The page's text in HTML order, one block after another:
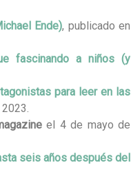
Ende), publicado en
fascinando a niños (y
para leer en las
el 4 de mayo de
seis años después del